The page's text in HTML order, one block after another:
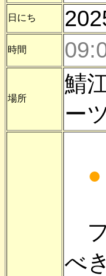
日にち
時間
場所
鯖
ー
●
フ
べ